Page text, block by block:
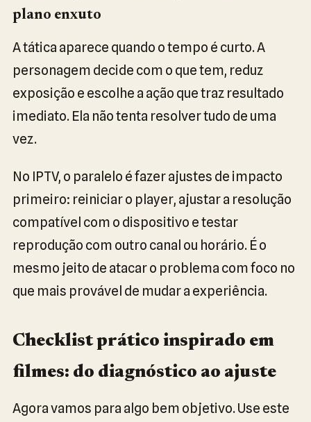
plano enxuto
A tática aparece quando o tempo é curto. A
personagem decide com o que tem, reduz
exposição e escolhe a ação que traz resultado
imediato. Ela não tenta resolver tudo de uma
vez.
No IPTV, o paralelo é fazer ajustes de impacto
primeiro: reiniciar o player, ajustar a resolução
compatível com o dispositivo e testar
reprodução com outro canal ou horário. É o
mesmo jeito de atacar o problema com foco no
que mais provável de mudar a experiência.
Checklist prático inspirado em
filmes: do diagnóstico ao ajuste
Agora vamos para algo bem objetivo. Use este